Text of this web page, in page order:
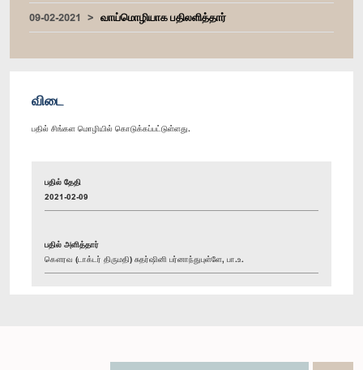
09-02-2021
வாய்மொழியாக பதிலளித்தார்
விடை
பதில் சிங்கள மொழியில் கொடுக்கப்பட்டுள்ளது.
பதில் தேதி
2021-02-09
பதில் அளித்தார்
கௌரவ (டாக்டர் திருமதி) சுதர்ஷினி பர்னாந்துபுள்ளே, பா.உ.